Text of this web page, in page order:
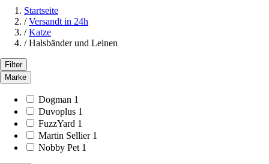
Startseite
/ Versandt in 24h
/ Katze
/ Halsbänder und Leinen
Filter
Marke
Dogman 1
Duvoplus 1
FuzzYard 1
Martin Sellier 1
Nobby Pet 1